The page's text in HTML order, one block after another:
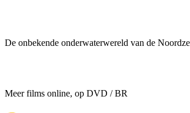
De onbekende onderwaterwereld van de
Meer films online, op DVD / BR